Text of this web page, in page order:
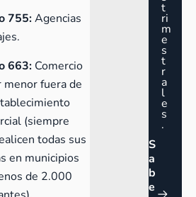
755:Agencias
663: Comercio
menor fuera de
(siempre
todas sus
en municipios
de 2.000
t
ri
m
e
s
t
r
a
l
e
s
.
S
a
b
e